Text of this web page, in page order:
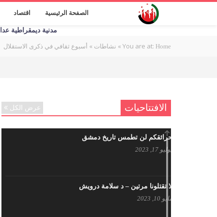
الصفحة الرئيسية اقتصاد
مدنية ديمقراطية عدالة
You are at: Home
» نشاطات » أسبوع ثقافي في ذكرى الاستقلال
الافتتاحيات عرض الكل
حرائقكم لن تطمس تاريخ دمشق
يوليو 17, 2023
لا تقتلونا مرتين – د سلامة درويش
مايو 10, 2023